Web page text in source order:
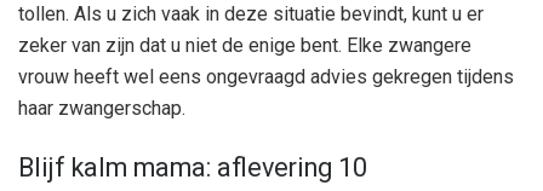
tollen. Als u zich vaak in deze situatie bevindt, kunt u er
zeker van zijn dat u niet de enige bent. Elke zwangere
vrouw heeft wel eens ongevraagd advies gekregen tijdens
haar zwangerschap.
Blijf kalm mama: aflevering 10